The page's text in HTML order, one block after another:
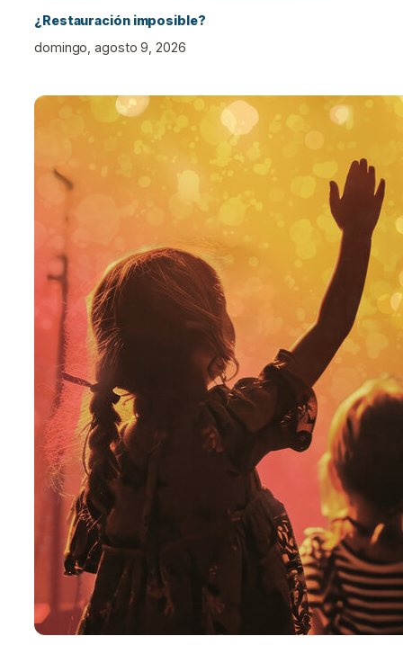
¿Restauración imposible?
domingo, agosto 9, 2026